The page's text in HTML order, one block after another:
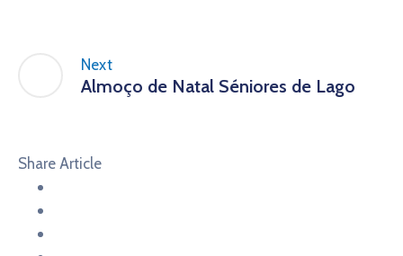
Next
Almoço de Natal Séniores de Lago
Share Article